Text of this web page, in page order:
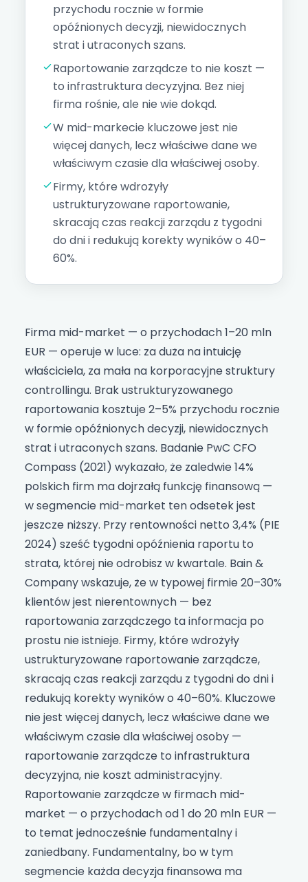
przychodu rocznie w formie
opóźnionych decyzji, niewidocznych
strat i utraconych szans.
Raportowanie zarządcze to nie koszt —
to infrastruktura decyzyjna. Bez niej
firma rośnie, ale nie wie dokąd.
W mid-markecie kluczowe jest nie
więcej danych, lecz właściwe dane we
właściwym czasie dla właściwej osoby.
Firmy, które wdrożyły
ustrukturyzowane raportowanie,
skracają czas reakcji zarządu z tygodni
do dni i redukują korekty wyników o 40–
60%.
Firma mid-market — o przychodach 1–20 mln
EUR — operuje w luce: za duża na intuicję
właściciela, za mała na korporacyjne struktury
controllingu. Brak ustrukturyzowanego
raportowania kosztuje 2–5% przychodu rocznie
w formie opóźnionych decyzji, niewidocznych
strat i utraconych szans. Badanie PwC CFO
Compass (2021) wykazało, że zaledwie 14%
polskich firm ma dojrzałą funkcję finansową —
w segmencie mid-market ten odsetek jest
jeszcze niższy. Przy rentowności netto 3,4% (PIE
2024) sześć tygodni opóźnienia raportu to
strata, której nie odrobisz w kwartale. Bain &
Company wskazuje, że w typowej firmie 20–30%
klientów jest nierentownych — bez
raportowania zarządczego ta informacja po
prostu nie istnieje. Firmy, które wdrożyły
ustrukturyzowane raportowanie zarządcze,
skracają czas reakcji zarządu z tygodni do dni i
redukują korekty wyników o 40–60%. Kluczowe
nie jest więcej danych, lecz właściwe dane we
właściwym czasie dla właściwej osoby —
raportowanie zarządcze to infrastruktura
decyzyjna, nie koszt administracyjny.
Raportowanie zarządcze w firmach mid-
market — o przychodach od 1 do 20 mln EUR —
to temat jednocześnie fundamentalny i
zaniedbany. Fundamentalny, bo w tym
segmencie każda decyzja finansowa ma